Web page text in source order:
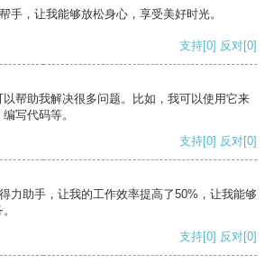
手，让我能够放松身心，享受美好时光。
支持[0] 反对[0]
帮助我解决很多问题。比如，我可以使用它来
写代码等。
支持[0] 反对[0]
力助手，让我的工作效率提高了50%，让我能够
支持[0] 反对[0]